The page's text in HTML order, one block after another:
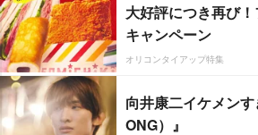
大好評につき再び
キャンペーン
オリコンタイアップ特集
向井康二イケメン
ONG）』